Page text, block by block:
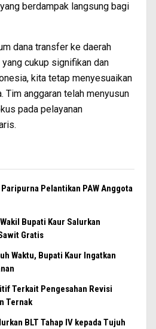
berdampak langsung bagi
dana transfer ke daerah
cukup signifikan dan
kita tetap menyesuaikan
Tim anggaran telah menyusun
pada pelayanan
Pelantikan PAW Anggota
Bupati Kaur Salurkan
Gratis
Waktu, Bupati Kaur Ingatkan
Terkait Pengesahan Revisi
Ternak
BLT Tahap IV kepada Tujuh